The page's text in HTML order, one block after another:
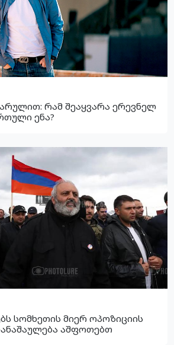
რამ შეაყვარა ერევნელ
ენა?
სომხეთის მიერ ოპოზიციის
აშფოთებთ